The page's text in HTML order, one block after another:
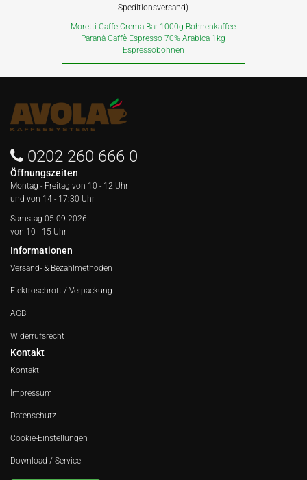
Speditionsversand)
Moretti Caffe Crema Bar 1000g Bohnenkaffee
Paranà Caffè Espresso 70% Arabica 1kg
Espressobohnen
0202 260 666 0
Öffnungszeiten
Montag - Freitag von 10 - 12 Uhr
und von 14 - 17:30 Uhr
Samstag 05.09.2026
von 10 - 15 Uhr
Informationen
Versand- & Bezahlmethoden
Elektroschrott / Verpackung
AGB
Widerrufsrecht
Kontakt
Kontakt
Impressum
Datenschutz
Cookie-Einstellungen
Download / Service